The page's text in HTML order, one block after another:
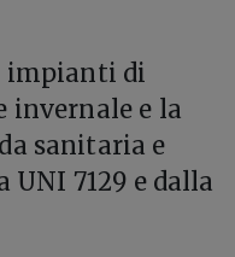
impianti di
invernale e la
sanitaria e
7129 e dalla